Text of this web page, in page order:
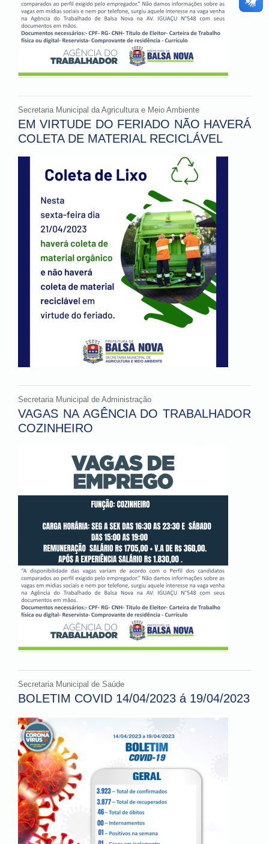
Secretaria Municipal da Agricultura e Meio Ambiente
EM VIRTUDE DO FERIADO NÃO HAVERÁ
COLETA DE MATERIAL RECICLÁVEL
Secretaria Municipal de Administração
VAGAS NA AGÊNCIA DO TRABALHADOR
COZINHEIRO
Secretaria Municipal de Saúde
BOLETIM COVID 14/04/2023 á 19/04/2023